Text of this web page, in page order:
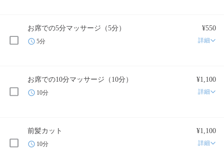
お席での5分マッサージ（5分） ¥550
5分 詳細
お席での10分マッサージ（10分） ¥1,100
10分 詳細
前髪カット ¥1,100
10分 詳細